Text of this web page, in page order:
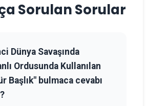
Sorulan Sorular
Dünya Savaşında
Ordusunda Kullanılan
Başlık" bulmaca cevabı